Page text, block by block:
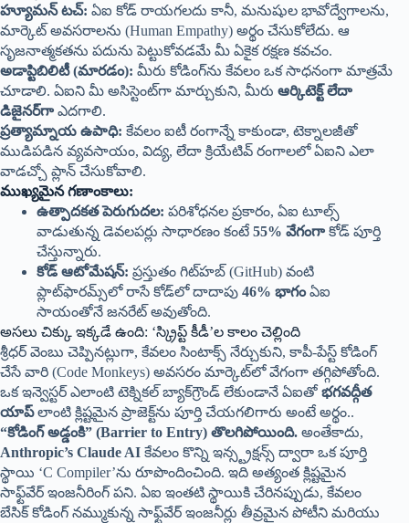
హ్యూమన్ టచ్: ఏఐ కోడ్ రాయగలదు కానీ, మనుషుల భావోద్వేగాలను,
మార్కెట్ అవసరాలను (Human Empathy) అర్థం చేసుకోలేదు. ఆ
సృజనాత్మకతను పదును పెట్టుకోవడమే మీ ఏకైక రక్షణ కవచం.
అడాప్టిబిలిటీ (మారడం): మీరు కోడింగ్‌ను కేవలం ఒక సాధనంగా మాత్రమే
చూడాలి. ఏఐని మీ అసిస్టెంట్‌గా మార్చుకుని, మీరు ఆర్కిటెక్ట్ లేదా
డిజైనర్‌గా ఎదగాలి.
ప్రత్యామ్నాయ ఉపాధి: కేవలం ఐటీ రంగాన్నే కాకుండా, టెక్నాలజీతో
ముడిపడిన వ్యవసాయం, విద్య, లేదా క్రియేటివ్ రంగాలలో ఏఐని ఎలా
వాడచ్చో ప్లాన్ చేసుకోవాలి.
ముఖ్యమైన గణాంకాలు:
ఉత్పాదకత పెరుగుదల: పరిశోధనల ప్రకారం, ఏఐ టూల్స్
వాడుతున్న డెవలపర్లు సాధారణం కంటే 55% వేగంగా కోడ్ పూర్తి
చేస్తున్నారు.
కోడ్ ఆటోమేషన్: ప్రస్తుతం గిట్‌హబ్ (GitHub) వంటి
ప్లాట్‌ఫారమ్స్‌లో రాసే కోడ్‌లో దాదాపు 46% భాగంఏఐ
సాయంతోనే జనరేట్ అవుతోంది.
అసలు చిక్కు ఇక్కడే ఉంది: ‘స్క్రిప్ట్ కీడీ’ల కాలం చెల్లింది
శ్రీధర్ వెంబు చెప్పినట్లుగా, కేవలం సింటాక్స్ నేర్చుకుని, కాపీ-పేస్ట్ కోడింగ్
చేసే వారి (Code Monkeys) అవసరం మార్కెట్‌లో వేగంగా తగ్గిపోతోంది.
ఒక ఇన్వెస్టర్ ఎలాంటి టెక్నికల్ బ్యాక్‌గ్రౌండ్ లేకుండానే ఏఐతో భగవద్గీత
యాప్లాంటి క్లిష్టమైన ప్రాజెక్ట్‌ను పూర్తి చేయగలిగారు అంటే అర్థం..
“కోడింగ్ అడ్డంకి” (Barrier to Entry) తొలగిపోయింది. అంతేకాదు,
Anthropic’s Claude AI కేవలం కొన్ని ఇన్స్ట్రక్షన్స్ ద్వారా ఒక పూర్తి
స్థాయి ‘C Compiler’ను రూపొందించింది. ఇది అత్యంత క్లిష్టమైన
సాఫ్ట్‌వేర్ ఇంజనీరింగ్ పని. ఏఐ ఇంతటి స్థాయికి చేరినప్పుడు, కేవలం
బేసిక్ కోడింగ్ నమ్ముకున్న సాఫ్ట్‌వేర్ ఇంజనీర్లు తీవ్రమైన పోటీని మరియు